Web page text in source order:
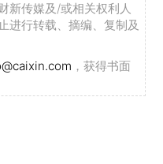
新传媒及/或相关权利人
进行转载、摘编、复制及
，获得书面